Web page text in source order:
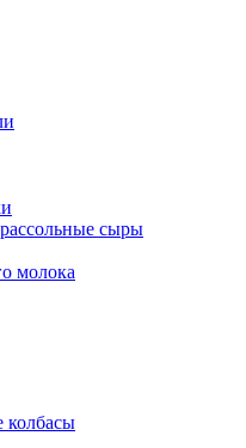
сыры
молока
колбасы